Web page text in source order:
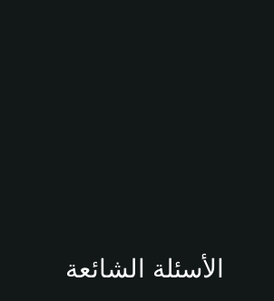
الأسئلة الشائعة